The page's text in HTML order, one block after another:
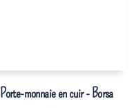
Porte-monnaie en cuir - Borsa